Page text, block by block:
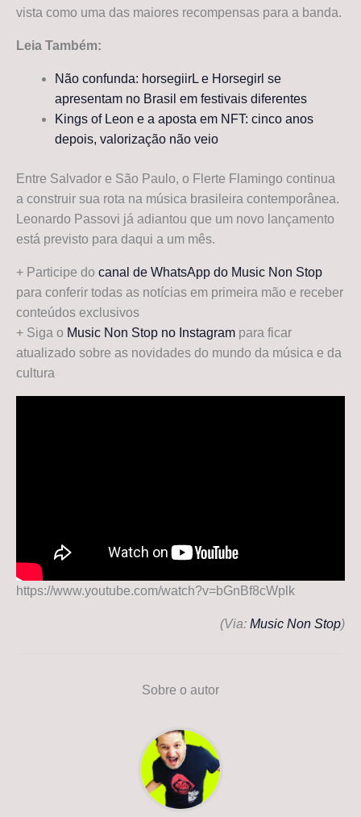
vista como uma das maiores recompensas para a banda.
Leia Também:
Não confunda: horsegiirL e Horsegirl se
apresentam no Brasil em festivais diferentes
Kings of Leon e a aposta em NFT: cinco anos
depois, valorização não veio
Entre Salvador e São Paulo, o Flerte Flamingo continua
a construir sua rota na música brasileira contemporânea.
Leonardo Passovi já adiantou que um novo lançamento
está previsto para daqui a um mês.
+ Participe do canal de WhatsApp do Music Non Stop
para conferir todas as notícias em primeira mão e receber
conteúdos exclusivos
+ Siga o Music Non Stop no Instagram para ficar
atualizado sobre as novidades do mundo da música e da
cultura
https://www.youtube.com/watch?v=bGnBf8cWplk
(Via: Music Non Stop)
Sobre o autor